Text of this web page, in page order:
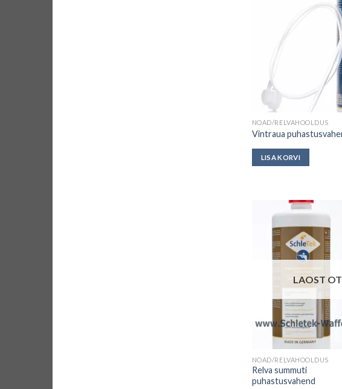
NOAD/RELVAHOOLDUS
Vintraua
LISA KORVI
LAOST
NOAD/RELVAHOOLDUS
Relva summuti
puhastusvahend